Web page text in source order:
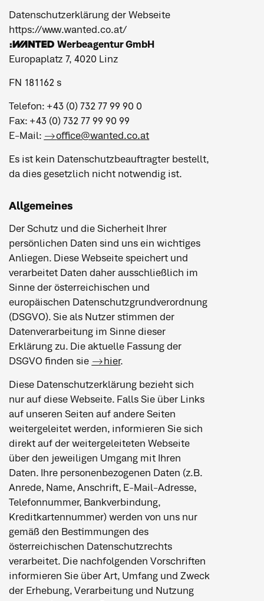
Datenschutzerklärung der Webseite
https://www.wanted.co.at/
:WANTED Werbeagentur GmbH
Europaplatz 7, 4020 Linz
FN 181162 s
Telefon: +43 (0) 732 77 99 90 0
Fax: +43 (0) 732 77 99 90 99
E-Mail:
office@wanted.co.at
Es ist kein Datenschutzbeauftragter bestellt,
da dies gesetzlich nicht notwendig ist.
Allgemeines
Der Schutz und die Sicherheit Ihrer
persönlichen Daten sind uns ein wichtiges
Anliegen. Diese Webseite speichert und
verarbeitet Daten daher ausschließlich im
Sinne der österreichischen und
europäischen Datenschutzgrundverordnung
(DSGVO). Sie als Nutzer stimmen der
Datenverarbeitung im Sinne dieser
Erklärung zu. Die aktuelle Fassung der
DSGVO finden sie
hier.
Diese Datenschutzerklärung bezieht sich
nur auf diese Webseite. Falls Sie über Links
auf unseren Seiten auf andere Seiten
weitergeleitet werden, informieren Sie sich
direkt auf der weitergeleiteten Webseite
über den jeweiligen Umgang mit Ihren
Daten. Ihre personenbezogenen Daten (z.B.
Anrede, Name, Anschrift, E-Mail-Adresse,
Telefonnummer, Bankverbindung,
Kreditkartennummer) werden von uns nur
gemäß den Bestimmungen des
österreichischen Datenschutzrechts
verarbeitet. Die nachfolgenden Vorschriften
informieren Sie über Art, Umfang und Zweck
der Erhebung, Verarbeitung und Nutzung